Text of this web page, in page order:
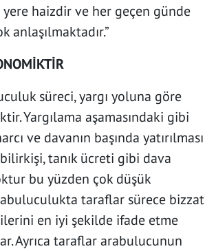
haizdir ve her geçen günde
anlaşılmaktadır.”
süreci, yargı yoluna göre
Yargılama aşamasındaki gibi
ve davanın başında yatırılması
tanık ücreti gibi dava
bu yüzden çok düşük
taraflar sürece bizzat
en iyi şekilde ifade etme
Ayrıca taraflar arabulucunun